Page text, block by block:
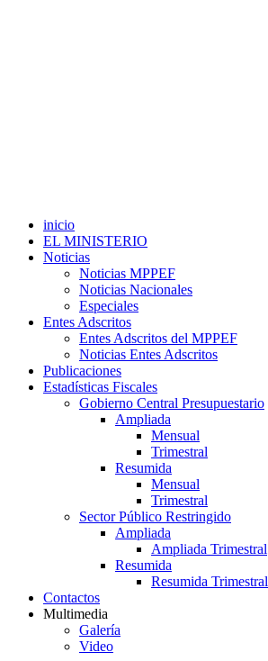
inicio
EL MINISTERIO
Noticias
Noticias MPPEF
Noticias Nacionales
Especiales
Entes Adscritos
Entes Adscritos del MPPEF
Noticias Entes Adscritos
Publicaciones
Estadísticas Fiscales
Gobierno Central Presupuestario
Ampliada
Mensual
Trimestral
Resumida
Mensual
Trimestral
Sector Público Restringido
Ampliada
Ampliada Trimestral
Resumida
Resumida Trimestral
Contactos
Multimedia
Galería
Video